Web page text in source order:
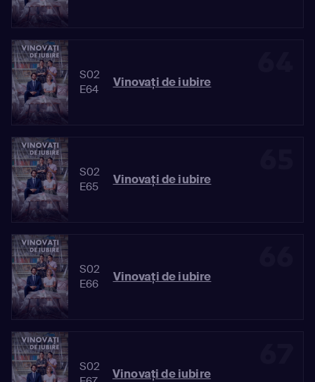
S02
E64
Vinovaţi de iubire
S02
E65
Vinovaţi de iubire
S02
E66
Vinovaţi de iubire
S02
Vinovaţi de iubire